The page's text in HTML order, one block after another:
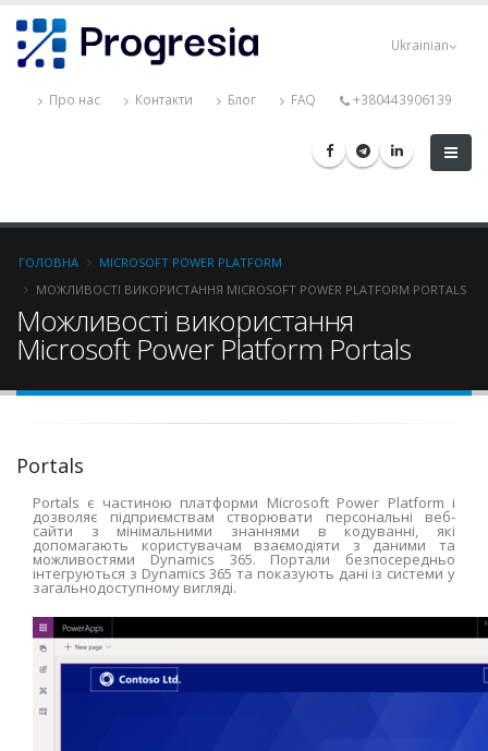
до
основного
Ukrainian
Про нас Контакти Блог FAQ +380443906139
Рядок
навіґації
ГОЛОВНА
MICROSOFT POWER PLATFORM
МОЖЛИВОСТІ ВИКОРИСТАННЯ MICROSOFT POWER PLATFORM PORTALS
Можливості використання
Microsoft Power Platform Portals
Portals
Portals є частиною платформи Microsoft Power Platform і
дозволяє підприємствам створювати персональні веб-
сайти з мінімальними знаннями в кодуванні, які
допомагають користувачам взаємодіяти з даними та
можливостями Dynamics 365. Портали безпосередньо
інтегруються з Dynamics 365 та показують дані із системи у
загальнодоступному вигляді.